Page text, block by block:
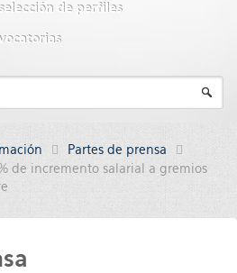
de perfiles
Partes de prensa
de incremento salarial a gremios